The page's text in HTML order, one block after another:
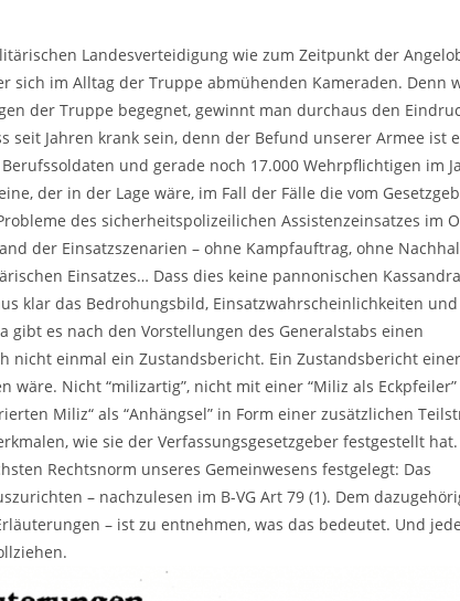
Landesverteidigung wie zum Zeitpunkt der
sich im Alltag der Truppe abmühenden Kameraden. Denn
der Truppe begegnet, gewinnt man durchaus den
seit Jahren krank sein, denn der Befund unserer Armee ist
und gerade noch 17.000 Wehrpflichtigen im
der in der Lage wäre, im Fall der Fälle die vom
des sicherheitspolizeilichen Assistenzeinsatzes im
der Einsatzszenarien – ohne Kampfauftrag, ohne
Einsatzes… Dass dies keine pannonischen
klar das Bedrohungsbild, Einsatzwahrscheinlichkeiten
es nach den Vorstellungen des Generalstabs einen
nicht einmal ein Zustandsbericht. Ein Zustandsbericht
Nicht “milizartig”, nicht mit einer “Miliz als
Miliz“ als “Anhängsel” in Form einer zusätzlichen
wie sie der Verfassungsgesetzgeber festgestellt
Rechtsnorm unseres Gemeinwesens festgelegt: Das
– nachzulesen im B-VG Art 79 (1). Dem
– ist zu entnehmen, was das bedeutet. Und jede